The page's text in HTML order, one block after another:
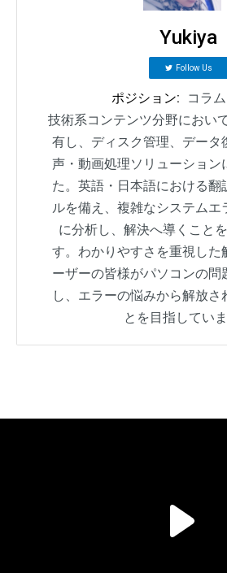
Yukiya
Follow Us
ポジション:
コラ
技術系コンテンツ分野におい
有し、ディスク管理、データ
声・動画処理ソリューション
た。英語・日本語における翻
ルを備え、複雑なシステムエ
に分析し、解決へ導くこと
す。わかりやすさを重視した
ーザーの皆様がパソコンの問
し、エラーの悩みから解放さ
とを目指していま